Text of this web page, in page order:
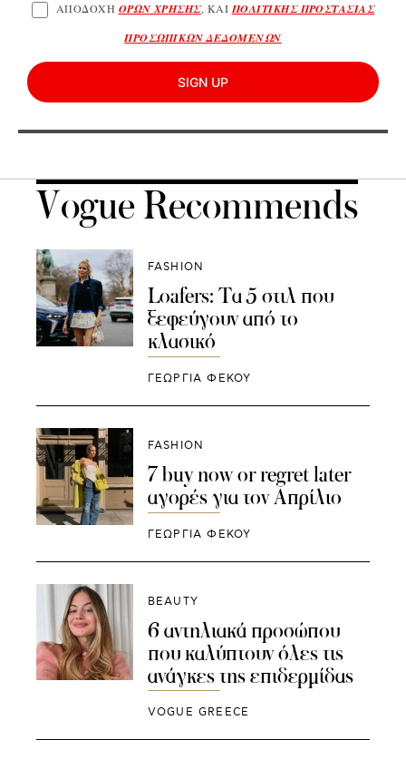
ΑΠΟΔΟΧΗ ΟΡΩΝ ΧΡΗΣΗΣ, ΚΑΙΠΟΛΙΤΙΚΗΣ ΠΡΟΣΤΑΣΙΑΣ
ΠΡΟΣΩΠΙΚΩΝ ΔΕΔΟΜΕΝΩΝ
SIGN UP
Vogue Recommends
FASHION
Loafers: Τα 5 στιλ που
ξεφεύγουν από το
κλασικό
ΓΕΩΡΓΙΑ ΦΕΚΟΥ
FASHION
7 buy now or regret later
αγορές για τον Απρίλιο
ΓΕΩΡΓΙΑ ΦΕΚΟΥ
BEAUTY
6 αντηλιακά προσώπου
που καλύπτουν όλες τις
ανάγκες της επιδερμίδας
VOGUE GREECE